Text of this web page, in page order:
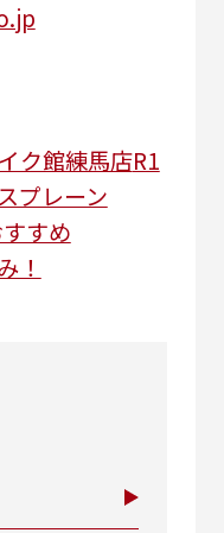
ク館練馬店R1
プレーン
すめ
！